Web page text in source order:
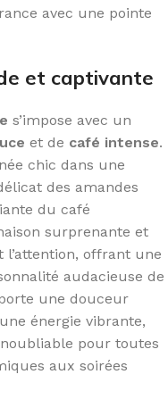
avec une pointe
et captivante
s’impose avec un
et de café intense.
chic dans une
des amandes
du café
surprenante et
offrant une
audacieuse de
une douceur
énergie vibrante,
pour toutes
aux soirées